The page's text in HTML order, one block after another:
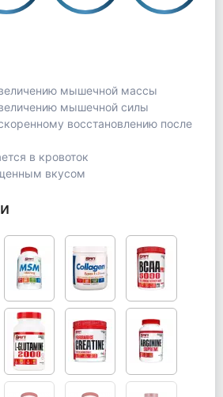
мышечной массы
мышечной силы
восстановлению после
в кровоток
вкусом